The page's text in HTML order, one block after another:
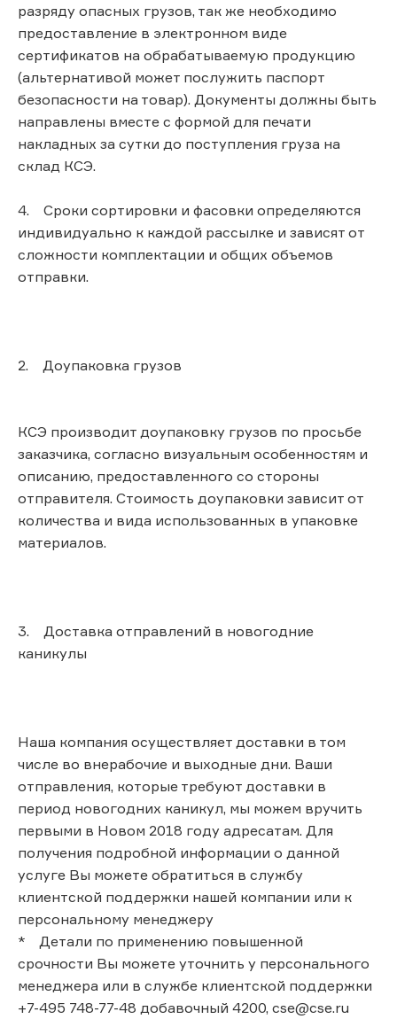
разряду опасных грузов, так же необходимо
предоставление в электронном виде
сертификатов на обрабатываемую продукцию
(альтернативой может послужить паспорт
безопасности на товар). Документы должны быть
направлены вместе с формой для печати
накладных за сутки до поступления груза на
склад КСЭ.
4. Сроки сортировки и фасовки определяются
индивидуально к каждой рассылке и зависят от
сложности комплектации и общих объемов
отправки.
2. Доупаковка грузов
КСЭ производит доупаковку грузов по просьбе
заказчика, согласно визуальным особенностям и
описанию, предоставленного со стороны
отправителя. Стоимость доупаковки зависит от
количества и вида использованных в упаковке
материалов.
3. Доставка отправлений в новогодние
каникулы
Наша компания осуществляет доставки в том
числе во внерабочие и выходные дни. Ваши
отправления, которые требуют доставки в
период новогодних каникул, мы можем вручить
первыми в Новом 2018 году адресатам. Для
получения подробной информации о данной
услуге Вы можете обратиться в службу
клиентской поддержки нашей компании или к
персональному менеджеру
* Детали по применению повышенной
срочности Вы можете уточнить у персонального
менеджера или в службе клиентской поддержки
+7-495 748-77-48 добавочный 4200, cse@cse.ru